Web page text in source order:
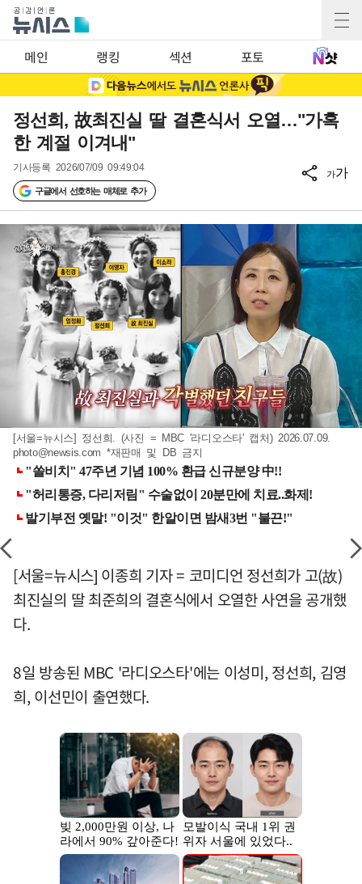
메인 랭킹 섹션 포토
정선희, 故최진실 딸 결혼식서 오열…"가혹
한 계절 이겨내"
기사등록 2026/07/09 09:49:04
구글에서 선호하는 매체로 추가
가가
[서울=뉴시스] 정선희. (사진 = MBC '라디오스타' 캡처) 2026.07.09.
photo@newsis.com *재판매 및 DB 금지
[서울=뉴시스] 이종희 기자 = 코미디언 정선희가 고(故)
최진실의 딸 최준희의 결혼식에서 오열한 사연을 공개했
다.
8일 방송된 MBC '라디오스타'에는 이성미, 정선희, 김영
희, 이선민이 출연했다.